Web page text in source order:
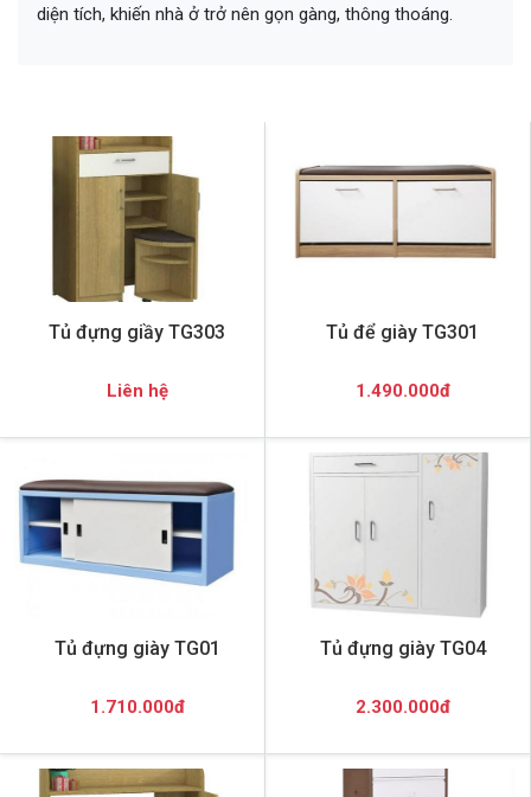
diện tích, khiến nhà ở trở nên gọn gàng, thông thoáng.
Tủ đựng giầy TG303
Liên hệ
Tủ để giày TG301
1.490.000đ
Tủ đựng giày TG01
1.710.000đ
Tủ đựng giày TG04
2.300.000đ